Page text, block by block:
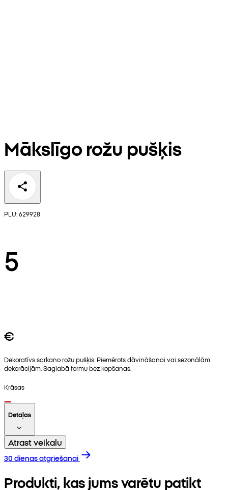
Mākslīgo rožu pušķis
PLU: 629928
5
€
Dekoratīvs sarkano rožu pušķis. Piemērots dāvināšanai vai sezonālām
dekorācijām. Saglabā formu bez kopšanas.
Krāsas
Detaļas
Atrast veikalu
30 dienas atgriešanai
Produkti, kas jums varētu patikt